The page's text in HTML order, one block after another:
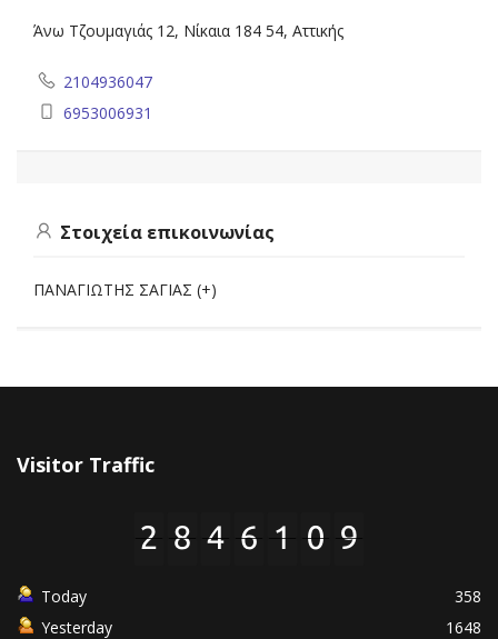
Άνω Τζουμαγιάς 12, Νίκαια 184 54, Αττικής
2104936047
6953006931
Στοιχεία επικοινωνίας
ΠΑΝΑΓΙΩΤΗΣ ΣΑΓΙΑΣ (+)
Visitor Traffic
Today
358
Yesterday
1648